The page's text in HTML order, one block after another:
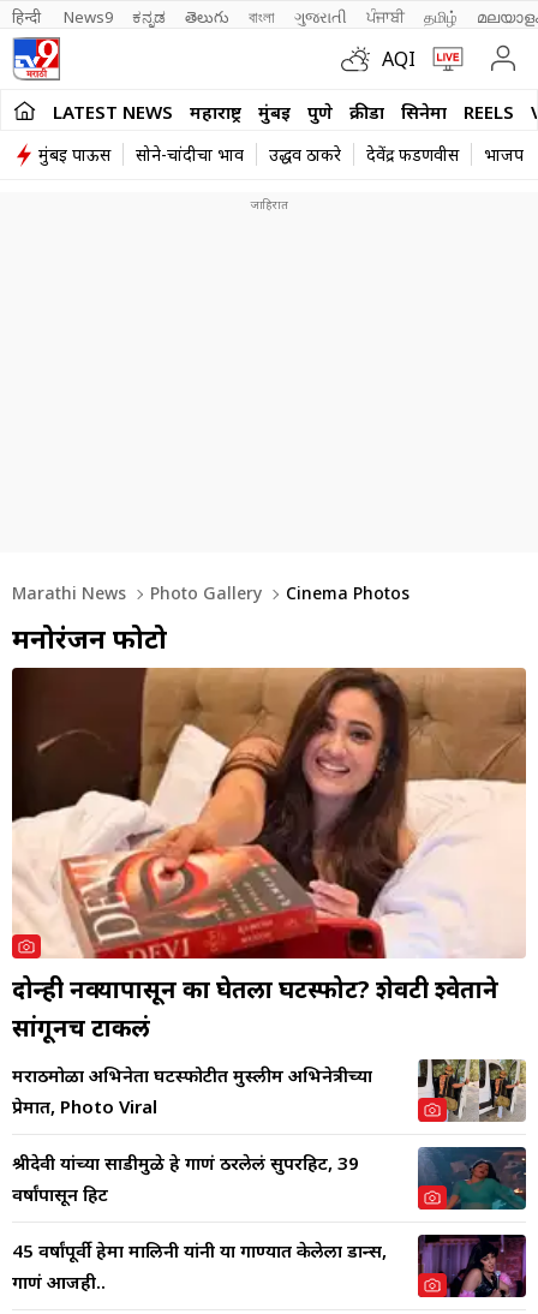
हिन्दी News9 ಕನ್ನಡ తెలుగు বাংলা ગુજરાતી ਪੰਜਾਬੀ தமிழ்
AQI
LATEST NEWS महाराष्ट्र मुंबई पुणे क्रीडा सिनेमा REELS
मुंबई पाऊस सोने-चांदीचा भाव उद्धव ठाकरे देवेंद्र फडणवीस भाजप
Marathi News Photo Gallery Cinema Photos
मनोरंजन फोटो
दोन्ही नवऱ्यापासून का घेतला घटस्फोट? शेवटी श्वेताने
सांगूनच टाकलं
मराठमोळा अभिनेता घटस्फोटीत मुस्लीम अभिनेत्रीच्या
प्रेमात, Photo Viral
श्रीदेवी यांच्या साडीमुळे हे गाणं ठरलेलं सुपरहिट, 39
वर्षांपासून हिट
45 वर्षांपूर्वी हेमा मालिनी यांनी या गाण्यात केलेला डान्स,
गाणं आजही..